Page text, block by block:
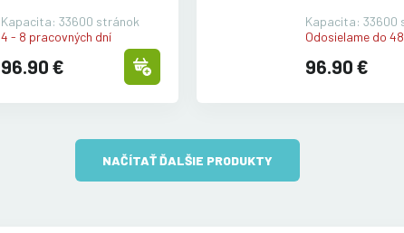
3005AC/3505AC/
4505AC/
5005AC
Kapacita: 33600 stránok
4 - 8 pracovných dní
96.90 €
3005AC/
Kapacita: 33600
Odosielame do
96.90 €
NAČÍTAŤ ĎALŠIE PRODUKTY